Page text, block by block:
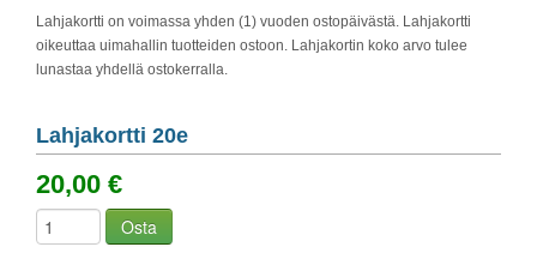
Lahjakortti on voimassa yhden (1) vuoden ostopäivästä. Lahjakortti
oikeuttaa uimahallin tuotteiden ostoon. Lahjakortin koko arvo tulee
lunastaa yhdellä ostokerralla.
Lahjakortti 20e
20,00 €
Osta